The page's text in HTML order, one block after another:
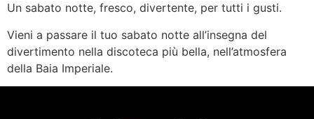
Un sabato notte, fresco, divertente, per tutti i gusti.
Vieni a passare il tuo sabato notte all’insegna del
divertimento nella discoteca più bella, nell’atmosfera
della Baia Imperiale.